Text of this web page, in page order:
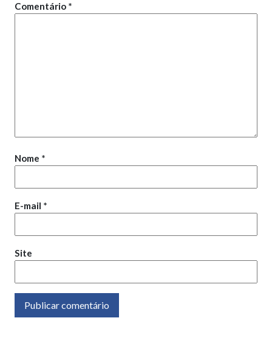
Comentário *
Nome *
E-mail *
Site